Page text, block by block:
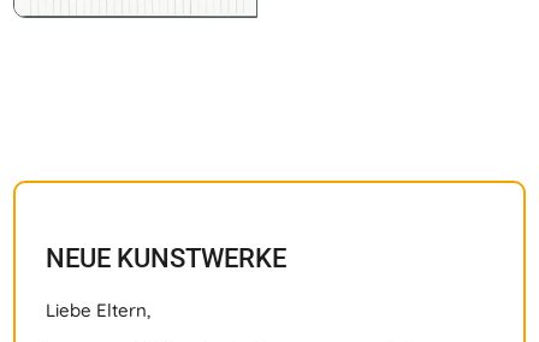
NEUE KUNSTWERKE
Liebe Eltern,